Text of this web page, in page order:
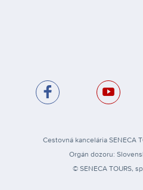
Cestovná kancelária SENECA
Orgán dozoru:
© SENECA TOURS,